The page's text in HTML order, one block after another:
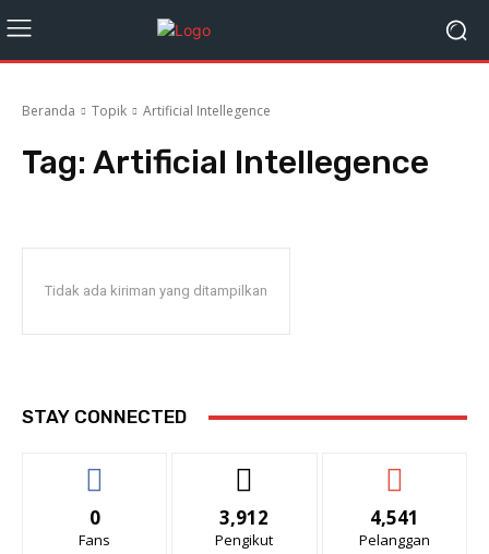
Beranda Topik Artificial Intellegence
Tag: Artificial Intellegence
Tidak ada kiriman yang ditampilkan
STAY CONNECTED
0
Fans
3,912
Pengikut
4,541
Pelanggan